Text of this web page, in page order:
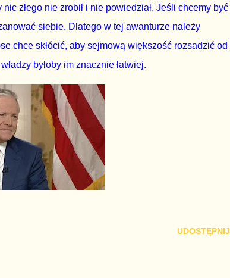
złego nie zrobił i nie powiedział. Jeśli chcemy być
siebie. Dlatego w tej awanturze należy
chce skłócić, aby sejmową większość rozsadzić od
byłoby im znacznie łatwiej.
UDOSTĘPNIJ